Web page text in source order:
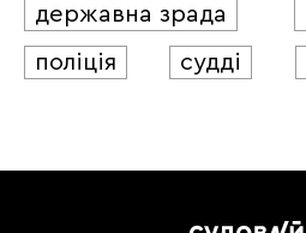
державна зрада
поліція
судді